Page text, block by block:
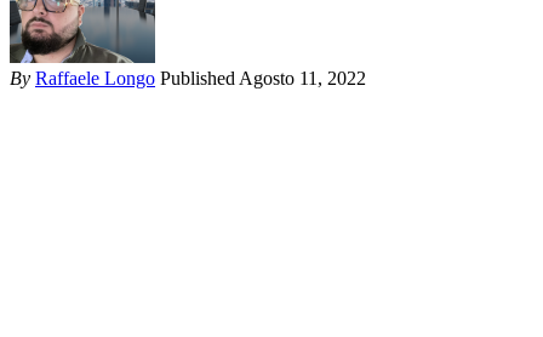
By Raffaele Longo Published Agosto 11, 2022